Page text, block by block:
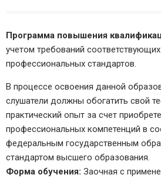
Программа повышения
учетом требований
профессиональных стандартов.
В процессе освоения данной
слушатели должны обогатить свой
практический опыт за счет
профессиональных компетенций в
федеральным государственным
стандартом высшего образования.
Форма обучения: Заочная с